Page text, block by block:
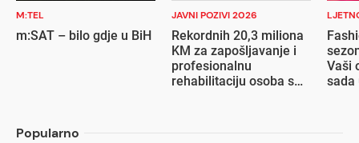
M:TEL
m:SAT – bilo gdje u BiH
JAVNI POZIVI 2026
Rekordnih 20,3 miliona
KM za zapošljavanje i
profesionalnu
rehabilitaciju osoba s
Vaši
sada
Popularno